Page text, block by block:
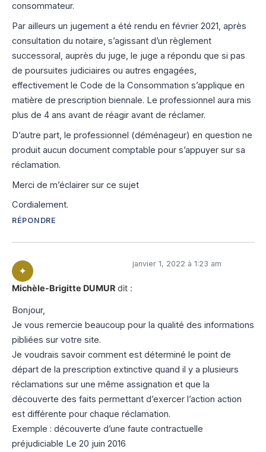
consommateur.
Par ailleurs un jugement a été rendu en février 2021, après
consultation du notaire, s’agissant d’un règlement
successoral, auprès du juge, le juge a répondu que si pas
de poursuites judiciaires ou autres engagées,
effectivement le Code de la Consommation s’applique en
matière de prescription biennale. Le professionnel aura mis
plus de 4 ans avant de réagir avant de réclamer.
D’autre part, le professionnel (déménageur) en question ne
produit aucun document comptable pour s’appuyer sur sa
réclamation.
Merci de m’éclairer sur ce sujet
Cordialement.
RÉPONDRE
Michèle-Brigitte DUMUR dit :
janvier 1, 2022 à 1:23 am
Bonjour,
Je vous remercie beaucoup pour la qualité des informations
pibliées sur votre site.
Je voudrais savoir comment est déterminé le point de
départ de la prescription extinctive quand il y a plusieurs
réclamations sur une même assignation et que la
découverte des faits permettant d’exercer l’action action
est différente pour chaque réclamation.
Exemple : découverte d’une faute contractuelle
préjudiciable Le 20 juin 2016